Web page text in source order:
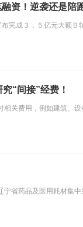
资！逆袭还是陪
“间接”经费！